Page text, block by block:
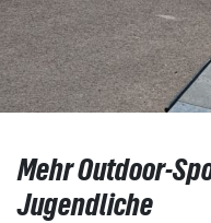
Mehr Outdoor-
Jugendliche